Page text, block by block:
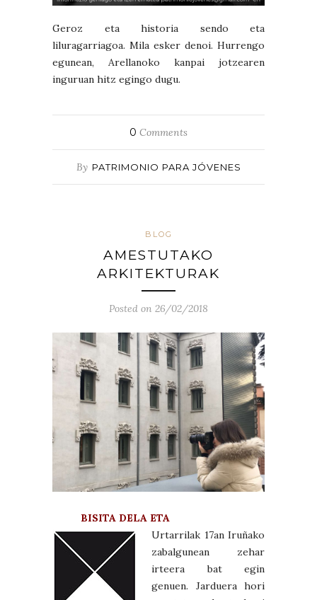
Geroz eta historia sendo eta
liluragarriagoa. Mila esker denoi. Hurrengo
egunean, Arellanoko kanpai jotzearen
inguruan hitz egingo dugu.
0 Comments
By PATRIMONIO PARA JÓVENES
BLOG
AMESTUTAKO
ARKITEKTURAK
Posted on 26/02/2018
BISITA DELA ETA
Urtarrilak 17an Iruñako
zabalgunean zehar
irteera bat egin
genuen. Jarduera hori